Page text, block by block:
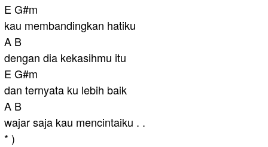
E G#m
kau membandingkan hatiku
A B
dengan dia kekasihmu itu
E G#m
dan ternyata ku lebih baik
A B
wajar saja kau mencintaiku . .
* )